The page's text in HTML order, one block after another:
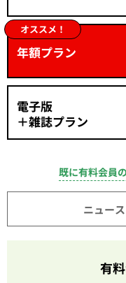
オススメ！
年額プラン
電子版
＋雑誌プラン
既に有料会員
ニュース
有